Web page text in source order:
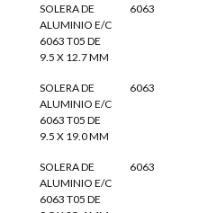
SOLERA DE
ALUMINIO E/C
6063 T05 DE
9.5 X 12.7 MM
6063
SOLERA DE
ALUMINIO E/C
6063 T05 DE
9.5 X 19.0 MM
6063
SOLERA DE
ALUMINIO E/C
6063 T05 DE
6063